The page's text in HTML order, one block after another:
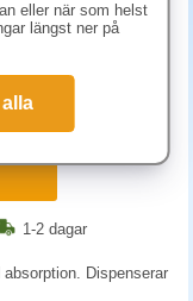
1-2 dagar
Dispenserar
eller när som helst
längst ner på